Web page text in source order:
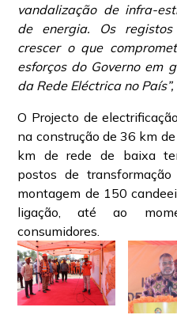
vandalização de infra-
de energia. Os
crescer o que
esforços do Governo em
da Rede Eléctrica no País”,
O Projecto de
na construção de 36 km
km de rede de baixa
postos de
montagem de 150
ligação, até ao
consumidores.